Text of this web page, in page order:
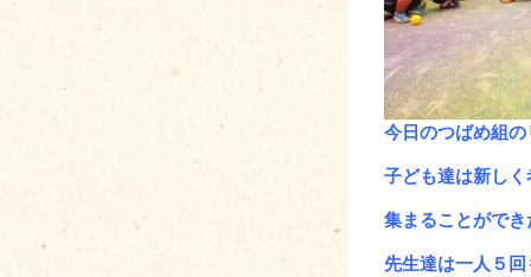
今日のつばめ組
子ども達は新し
集まることができ
先生達は一人５